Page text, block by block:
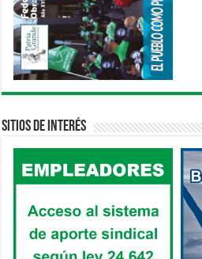
Sitios de interés